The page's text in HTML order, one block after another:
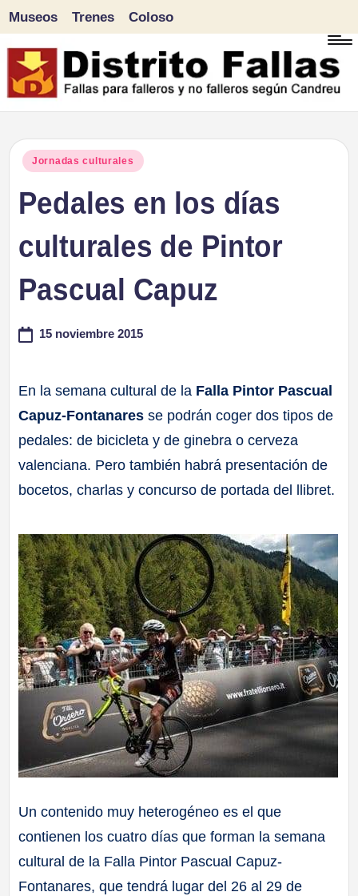
Saltar
al
Museos Trenes Coloso
Publicado
Jornadas culturales
Pedales en los días
culturales de Pintor
Pascual Capuz
15 noviembre 2015
En la semana cultural de la Falla Pintor Pascual
Capuz-Fontanares se podrán coger dos tipos de
pedales: de bicicleta y de ginebra o cerveza
valenciana. Pero también habrá presentación de
bocetos, charlas y concurso de portada del llibret.
Un contenido muy heterogéneo es el que
contienen los cuatro días que forman la semana
cultural de la Falla Pintor Pascual Capuz-
Fontanares, que tendrá lugar del 26 al 29 de